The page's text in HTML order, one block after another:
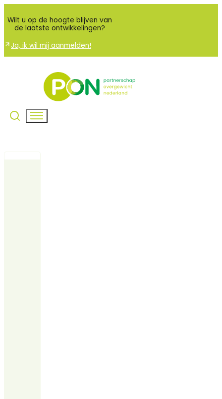
Wilt u op de hoogte blijven van
de laatste ontwikkelingen?
Ja, ik wil mij aanmelden!